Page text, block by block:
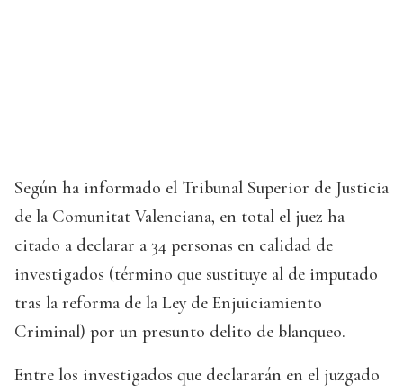
Según ha informado el Tribunal Superior de Justicia
de la Comunitat Valenciana, en total el juez ha
citado a declarar a 34 personas en calidad de
investigados (término que sustituye al de imputado
tras la reforma de la Ley de Enjuiciamiento
Criminal) por un presunto delito de blanqueo.
Entre los investigados que declararán en el juzgado